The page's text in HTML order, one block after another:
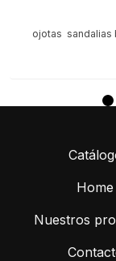
ojotas sandalias
Home
Nuestros